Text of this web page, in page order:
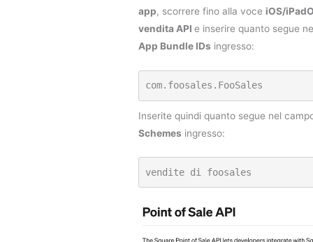
app, scorrere fino alla voce iOS/
vendita API e inserire quanto segue
App Bundle IDs ingresso:
com.foosales.FooSales
Inserite quindi quanto segue nel
Schemes ingresso:
vendite di foosales